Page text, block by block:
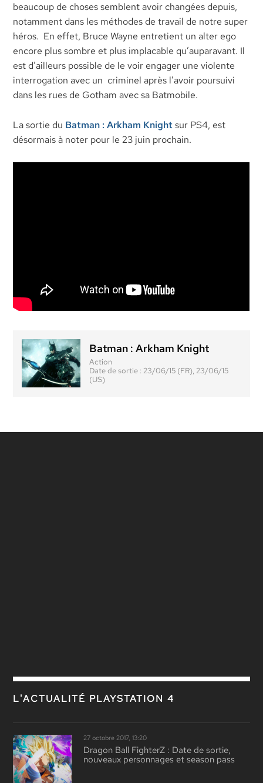
beaucoup de choses semblent avoir changées depuis,
notamment dans les méthodes de travail de notre super
héros. En effet, Bruce Wayne entretient un alter ego
encore plus sombre et plus implacable qu’auparavant. Il
est d’ailleurs possible de le voir engager une violente
interrogation avec un criminel après l’avoir poursuivi
dans les rues de Gotham avec sa Batmobile.
La sortie du Batman : Arkham Knightsur PS4, est
désormais à noter pour le 23 juin prochain.
Batman : Arkham Knight
Action
Date de sortie :23/06/15 (FR), 23/06/15
(US)
L'ACTUALITÉ PLAYSTATION 4
27 octobre 2017, 13:20
Dragon Ball FighterZ : Date de sortie,
nouveaux personnages et season pass